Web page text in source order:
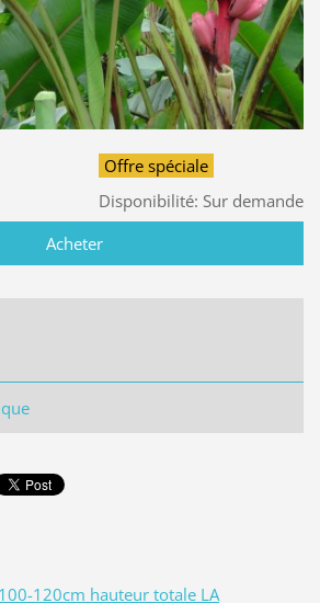
Offre spéciale
Disponibilité: Sur demande
100-120cm hauteur totale LA